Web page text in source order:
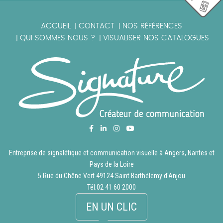
ACCUEIL CONTACT NOS RÉFÉRENCES
QUI SOMMES NOUS ? VISUALISER NOS CATALOGUES
Entreprise de signalétique et communication visuelle à Angers, Nantes et
Pays de la Loire
5 Rue du Chêne Vert 49124 Saint Barthélemy d'Anjou
Tél:02 41 60 2000
EN UN CLIC